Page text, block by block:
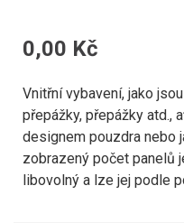
0,00 Kč
Vnitřní vybavení, jako
přepážky, přepážky atd.,
designem pouzdra nebo
zobrazený počet panelů
libovolný a lze jej podle